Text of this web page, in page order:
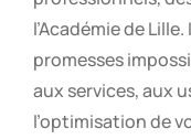
l’Académie de
promesses
aux services, aux
l’optimisation de